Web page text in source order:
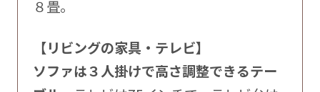
８畳。
【リビングの家具・テレビ】
ソファは３人掛けで高さ調整できるテー